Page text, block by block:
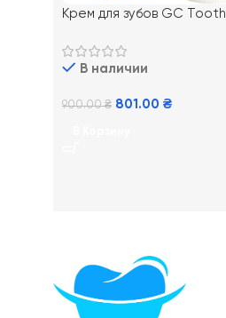
Крем для зубов GC Tooth
Ванильный
В наличии
900.00₴ 801.00 ₴